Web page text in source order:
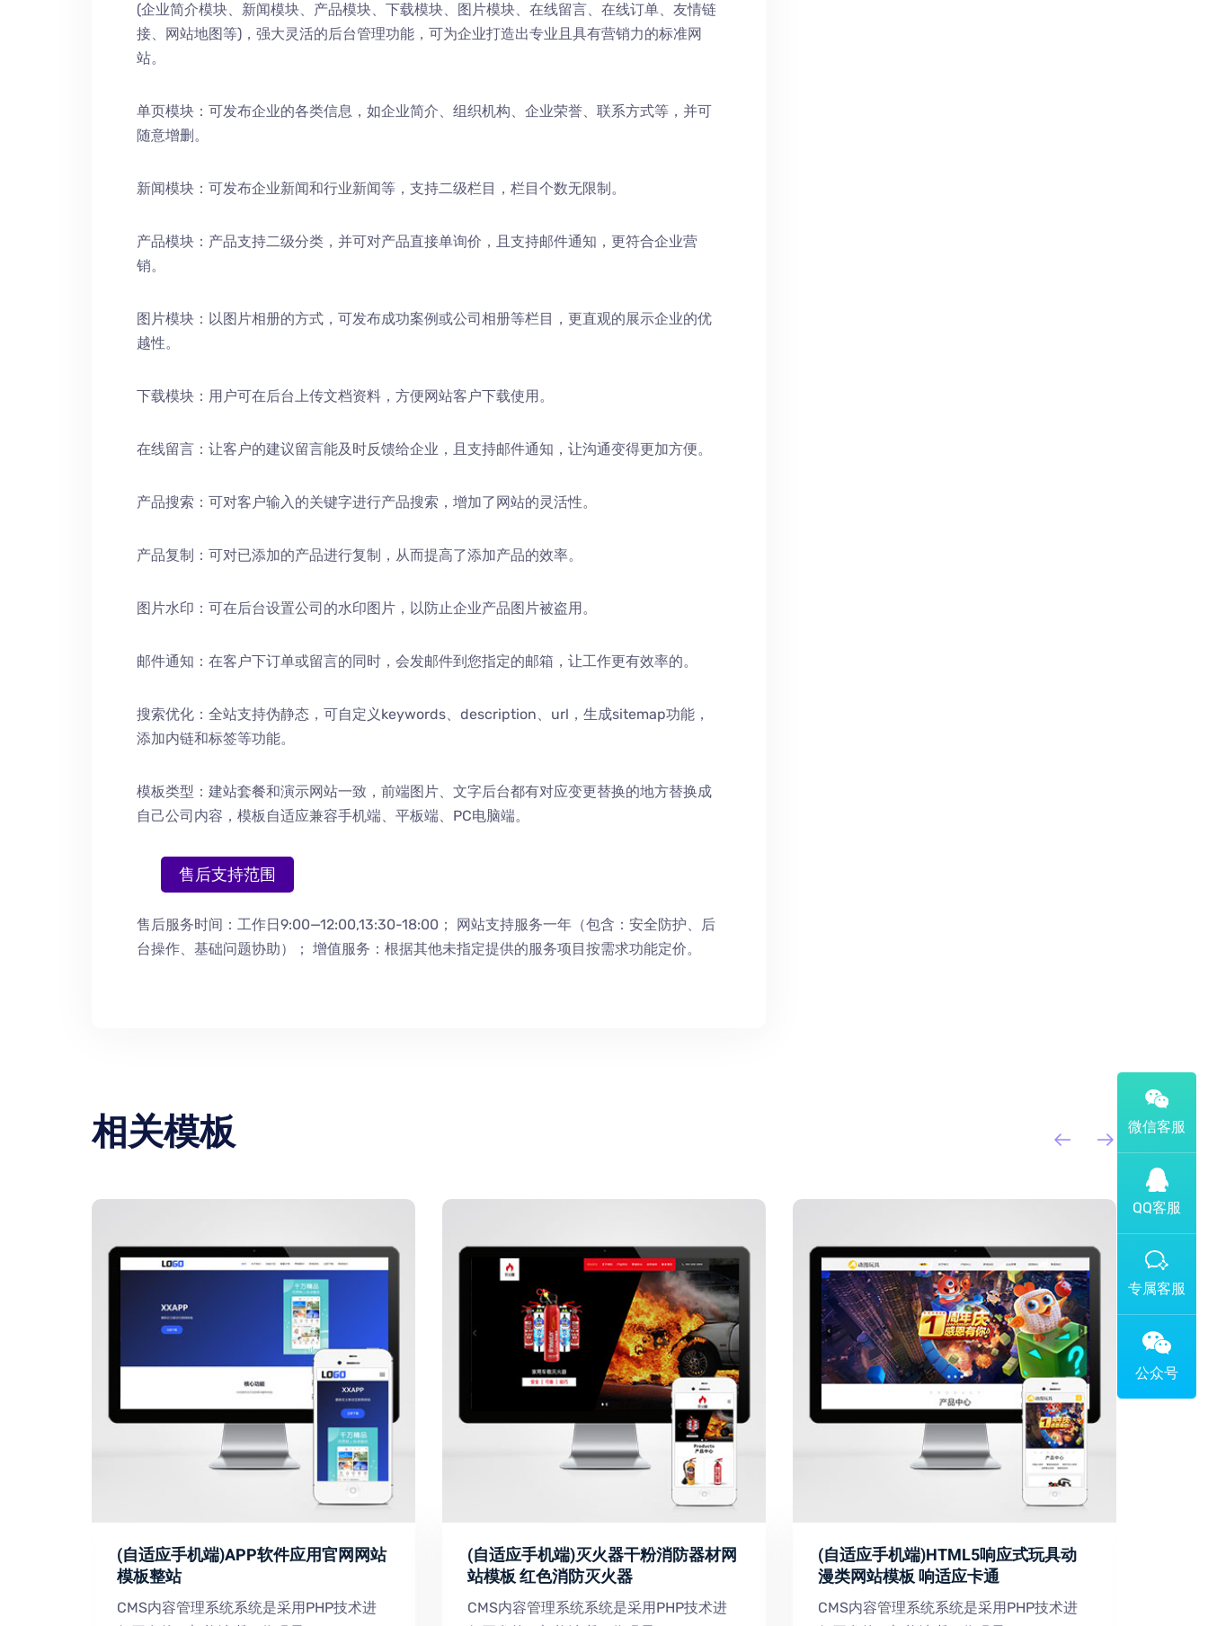
(企业简介模块、新闻模块、产品模块、下载模块、图片模块、在线留言、在线订单、友情链
接、网站地图等)，强大灵活的后台管理功能，可为企业打造出专业且具有营销力的标准网
站。
单页模块：可发布企业的各类信息，如企业简介、组织机构、企业荣誉、联系方式等，并可
随意增删。
新闻模块：可发布企业新闻和行业新闻等，支持二级栏目，栏目个数无限制。
产品模块：产品支持二级分类，并可对产品直接单询价，且支持邮件通知，更符合企业营
销。
图片模块：以图片相册的方式，可发布成功案例或公司相册等栏目，更直观的展示企业的优
越性。
下载模块：用户可在后台上传文档资料，方便网站客户下载使用。
在线留言：让客户的建议留言能及时反馈给企业，且支持邮件通知，让沟通变得更加方便。
产品搜索：可对客户输入的关键字进行产品搜索，增加了网站的灵活性。
产品复制：可对已添加的产品进行复制，从而提高了添加产品的效率。
图片水印：可在后台设置公司的水印图片，以防止企业产品图片被盗用。
邮件通知：在客户下订单或留言的同时，会发邮件到您指定的邮箱，让工作更有效率的。
搜索优化：全站支持伪静态，可自定义keywords、description、url，生成sitemap功能，
添加内链和标签等功能。
模板类型：建站套餐和演示网站一致，前端图片、文字后台都有对应变更替换的地方替换成
自己公司内容，模板自适应兼容手机端、平板端、PC电脑端。
售后支持范围
售后服务时间：工作日9:00—12:00,13:30-18:00； 网站支持服务一年（包含：安全防护、
后
台操作、 基础问题协助） ； 增值服务：根据其他未指定提供的服务项目按需求功能定价。
相关模板
(自适应手机端)APP软件应用官网网站
模板整站
CMS内容管理系统系统是采用PHP技术进
(自适应手机端)灭火器干粉消防器材网
站模板 红色消防灭火器
CMS内容管理系统系统是采用PHP技术进
(自适应手机端)HTML5响应式玩具动
漫类网站模板 响适应卡通
CMS内容管理系统系统是采用PHP技术进